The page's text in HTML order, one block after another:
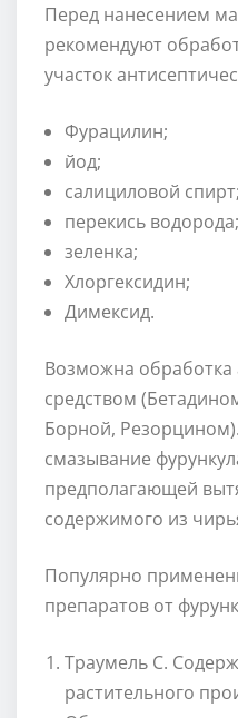
Перед нанесением
рекомендуют
участок
Фурацилин;
йод;
салициловой спирт;
перекись водорода;
зеленка;
Хлоргексидин;
Димексид.
Возможна обработка
средством
Борной,
смазывание
предполагающей
содержимого из
Популярно
препаратов от
Траумель С.
растительного